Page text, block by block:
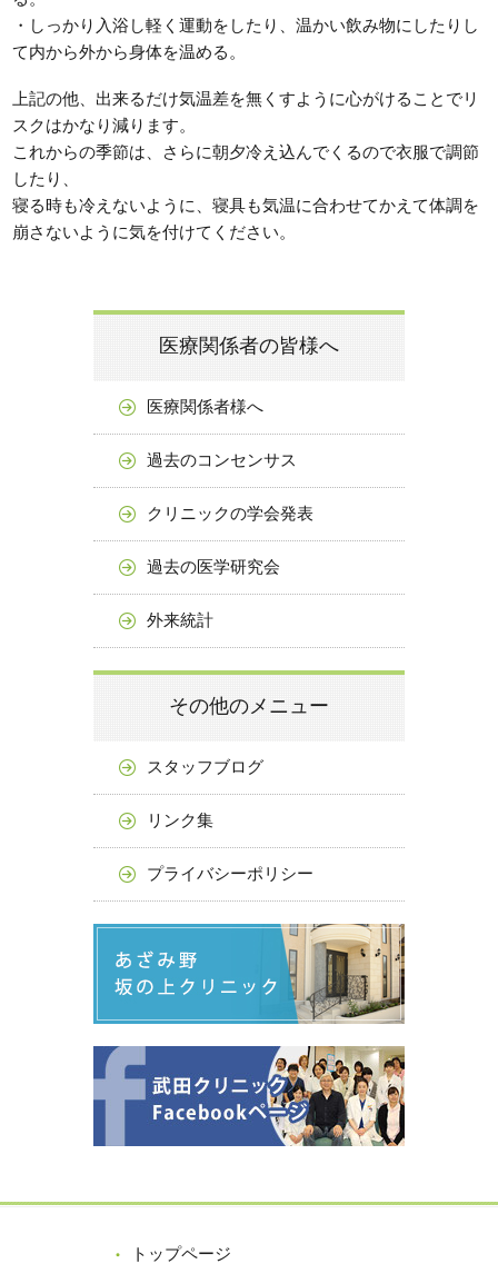
・しっかり入浴し軽く運動をしたり、温かい飲み物にしたりし
て内から外から身体を温める。
上記の他、出来るだけ気温差を無くすように心がけることでリ
スクはかなり減ります。
これからの季節は、さらに朝夕冷え込んでくるので衣服で調節
したり、
寝る時も冷えないように、寝具も気温に合わせてかえて体調を
崩さないように気を付けてください。
医療関係者の皆様へ
医療関係者様へ
過去のコンセンサス
クリニックの学会発表
過去の医学研究会
外来統計
その他のメニュー
スタッフブログ
リンク集
プライバシーポリシー
トップページ